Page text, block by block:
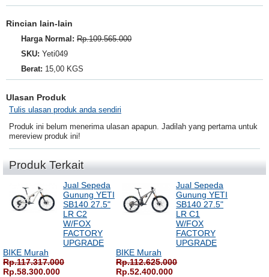
Rincian lain-lain
Harga Normal: Rp.109.565.000
SKU: Yeti049
Berat: 15,00 KGS
Ulasan Produk
Tulis ulasan produk anda sendiri
Produk ini belum menerima ulasan apapun. Jadilah yang pertama untuk
mereview produk ini!
Produk Terkait
Jual Sepeda
Gunung YETI
SB140 27.5"
LR C2
W/FOX
FACTORY
UPGRADE
BIKE Murah
Rp.117.317.000
Rp.58.300.000
Jual Sepeda
Gunung YETI
SB140 27.5"
LR C1
W/FOX
FACTORY
UPGRADE
BIKE Murah
Rp.112.625.000
Rp.52.400.000